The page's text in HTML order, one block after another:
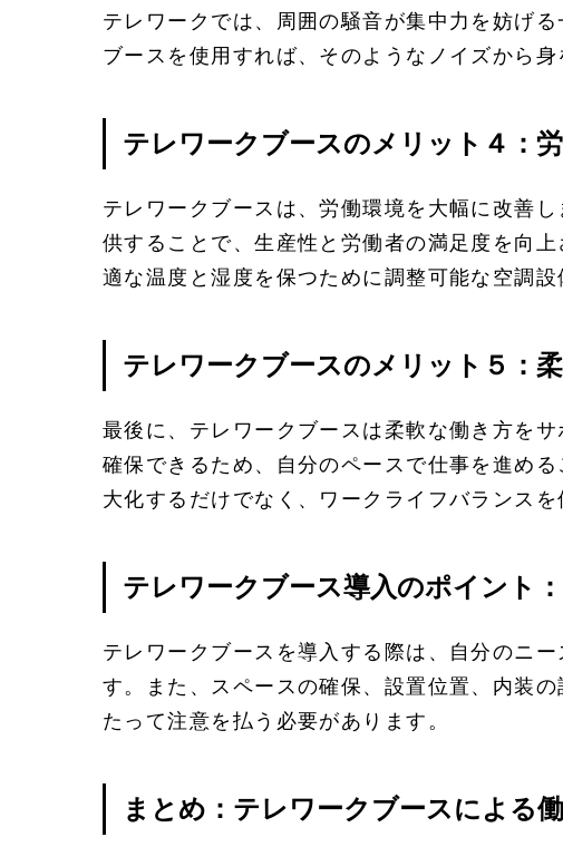
テレワークでは、周囲の騒音が集中力を妨げ
ブースを使用すれば、そのようなノイズから身
テレワークブースのメリット４：
テレワークブースは、労働環境を大幅に改善
供することで、生産性と労働者の満足度を向
適な温度と湿度を保つために調整可能な空調設
テレワークブースのメリット５：
最後に、テレワークブースは柔軟な働き方を
確保できるため、自分のペースで仕事を進め
大化するだけでなく、ワークライフバランスを
テレワークブース導入のポイント
テレワークブースを導入する際は、自分のニ
す。また、スペースの確保、設置位置、内装
たって注意を払う必要があります。
まとめ：テレワークブースによる